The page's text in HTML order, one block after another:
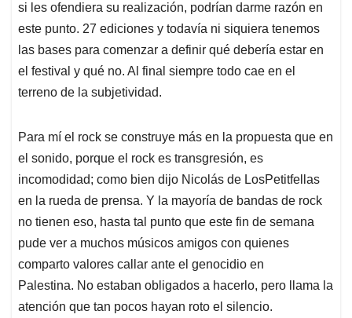
si les ofendiera su realización, podrían darme razón en
este punto. 27 ediciones y todavía ni siquiera tenemos
las bases para comenzar a definir qué debería estar en
el festival y qué no. Al final siempre todo cae en el
terreno de la subjetividad.
Para mí el rock se construye más en la propuesta que en
el sonido, porque el rock es transgresión, es
incomodidad; como bien dijo Nicolás de LosPetitfellas
en la rueda de prensa. Y la mayoría de bandas de rock
no tienen eso, hasta tal punto que este fin de semana
pude ver a muchos músicos amigos con quienes
comparto valores callar ante el genocidio en
Palestina. No estaban obligados a hacerlo, pero llama la
atención que tan pocos hayan roto el silencio.